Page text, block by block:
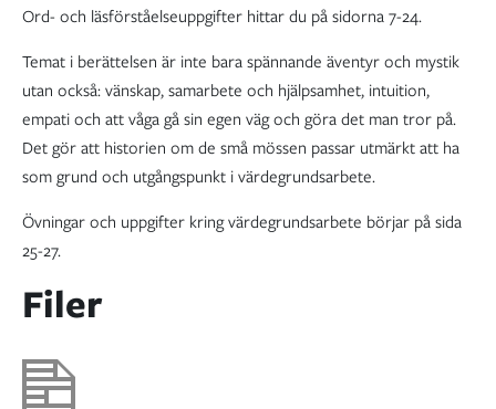
Ord- och läsförståelseuppgifter hittar du på sidorna 7-24.
Temat i berättelsen är inte bara spännande äventyr och mystik
utan också: vänskap, samarbete och hjälpsamhet, intuition,
empati och att våga gå sin egen väg och göra det man tror på.
Det gör att historien om de små mössen passar utmärkt att ha
som grund och utgångspunkt i värdegrundsarbete.
Övningar och uppgifter kring värdegrundsarbete börjar på sida
25-27.
Filer